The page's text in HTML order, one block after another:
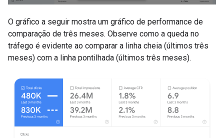
O gráfico a seguir mostra um gráfico de performance de
comparação de três meses. Observe como a queda no
tráfego é evidente ao comparar a linha cheia (últimos três
meses) com a linha pontilhada (últimos três meses).